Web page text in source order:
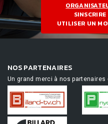
UTILISER UN
NOS PARTENAIRES
Un grand merci à nos partenaires